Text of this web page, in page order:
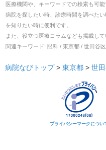
医療機関や、キーワードでの検索も可能
病院を探したい時、診療時間を調べた
を知りたい時に便利です。
また、役立つ医療コラムなども掲載し
関連キーワード: 眼科 / 東京都 / 世田谷
病院なびトップ > 東京都 > 世
プライバシーマークについ